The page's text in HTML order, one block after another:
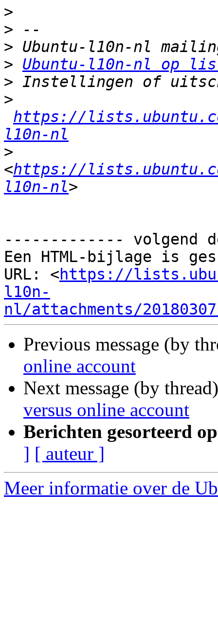
>
>
>
> Ubuntu-l10n-nl op
>
>
https://
l10n-nl
>
<https://
l10n-nl
------------- volgend
Een HTML-bijlage is
URL: <https://
l10n-
nl/attachments/
Previous message (by
online account
Next message (by
versus online account
Berichten gesorteerd
] [ auteur ]
Meer informatie over de